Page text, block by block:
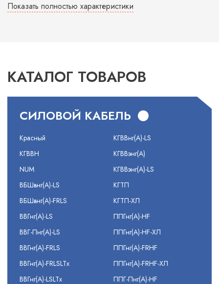
Показать полностью характеристики
КАТАЛОГ ТОВАРОВ
СИЛОВОЙ КАБЕЛЬ
Красный
КГВВН
NUM
ВБШвнг(А)-LS
ВБШвнг(А)-FRLS
ВВГнг(А)-LS
ВВГ-Пнг(А)-LS
ВВГнг(А)-FRLS
ВВГнг(А)-FRLSLTx
ВВГнг(А)-LSLTx
КГВВнг(А)-LS
КГВВэнг(А)
КГВВэнг(А)-LS
КГТП
КГТП-ХЛ
ППГнг(А)-HF
ППГнг(А)-HF-ХЛ
ППГнг(А)-FRHF
ППГнг(А)-FRHF-ХЛ
ППГ-Пнг(А)-HF